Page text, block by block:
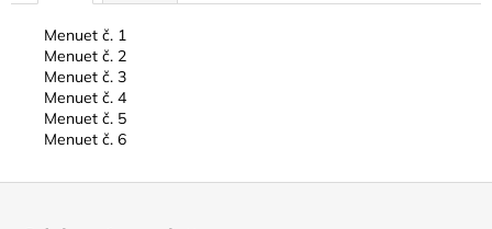
Menuet č. 1
Menuet č. 2
Menuet č. 3
Menuet č. 4
Menuet č. 5
Menuet č. 6